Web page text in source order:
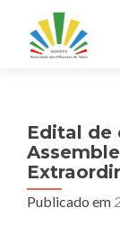
Edital de
Publicado em